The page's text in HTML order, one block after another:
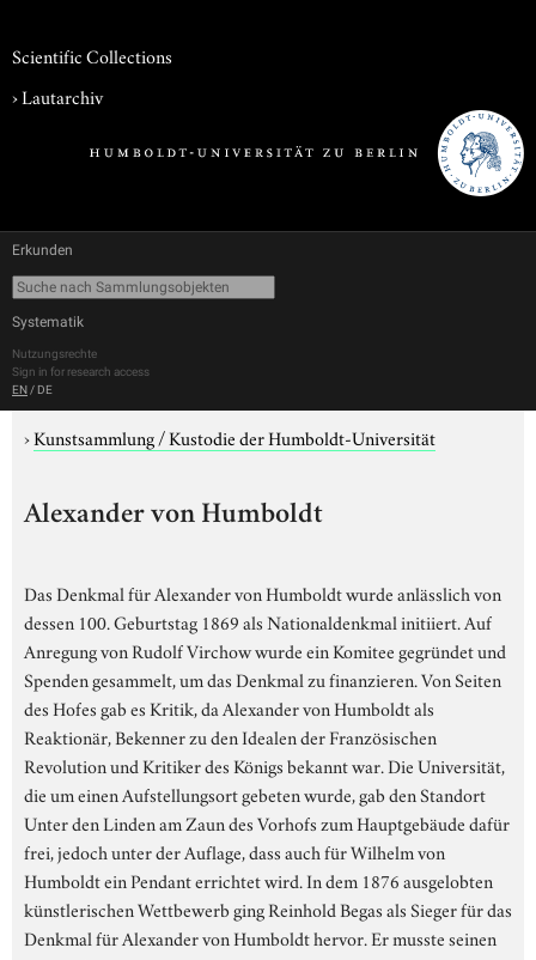
Scientific Collections
›Lautarchiv
Erkunden
Systematik
Nutzungsrechte
Sign in for research access
EN / DE
›Kunstsammlung / Kustodie der Humboldt-Universität
Alexander von Humboldt
Das Denkmal für Alexander von Humboldt wurde anlässlich von
dessen 100. Geburtstag 1869 als Nationaldenkmal initiiert. Auf
Anregung von Rudolf Virchow wurde ein Komitee gegründet und
Spenden gesammelt, um das Denkmal zu finanzieren. Von Seiten
des Hofes gab es Kritik, da Alexander von Humboldt als
Reaktionär, Bekenner zu den Idealen der Französischen
Revolution und Kritiker des Königs bekannt war. Die Universität,
die um einen Aufstellungsort gebeten wurde, gab den Standort
Unter den Linden am Zaun des Vorhofs zum Hauptgebäude dafür
frei, jedoch unter der Auflage, dass auch für Wilhelm von
Humboldt ein Pendant errichtet wird. In dem 1876 ausgelobten
künstlerischen Wettbewerb ging Reinhold Begas als Sieger für das
Denkmal für Alexander von Humboldt hervor. Er musste seinen